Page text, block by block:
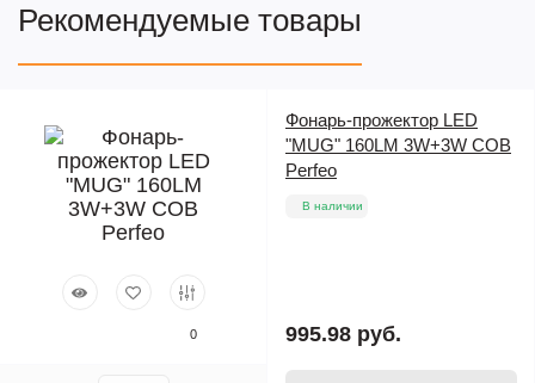
Рекомендуемые товары
0
Фонарь-прожектор LED
"MUG" 160LM 3W+3W COB
Perfeo
В наличии
995.98 руб.